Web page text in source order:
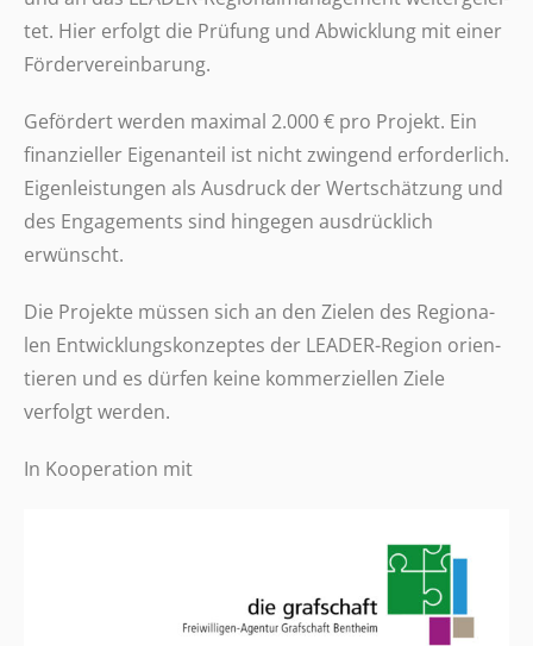
tet. Hier erfolgt die Prüfung und Abwick­lung mit einer
Fördervereinbarung.
Geför­dert werden maximal 2.000 € pro Projekt. Ein
finan­zi­el­ler Eigen­an­teil ist nicht zwin­gend erfor­der­lich.
Eigen­leis­tun­gen als Ausdruck der Wert­schät­zung und
des Enga­ge­ments sind hinge­gen ausdrück­lich
erwünscht.
Die Projekte müssen sich an den Zielen des Regio­na­
len Entwick­lungs­kon­zep­tes der LEADER-Region orien­
tie­ren und es dürfen keine kommer­zi­el­len Ziele
verfolgt werden.
In Koope­ra­tion mit